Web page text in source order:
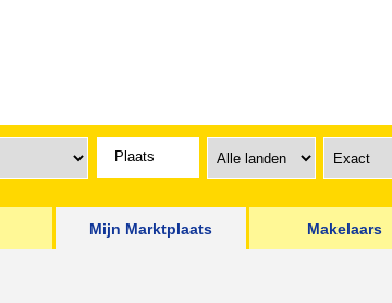
Mijn Marktplaats Makelaars